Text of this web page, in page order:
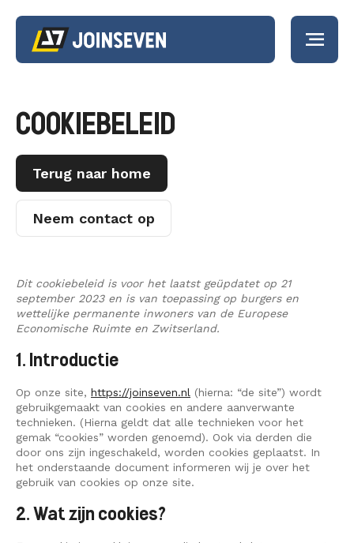
PORTFOLIO
DIENSTEN
Strategieontwikkeling
Kunstmatige Intelligentie
Software-as-a-Service
Data Discovery Sprint
ACTUEEL
OVER ONS
WERKEN BIJ
CONTACT
Software-as-a-
Service
Dataplatform
Heptagon
Interim
COOKIEBELEID
Terug naar home
Neem contact op
Dit cookiebeleid is voor het laatst geüpdatet op 21
september 2023 en is van toepassing op burgers en
wettelijke permanente inwoners van de Europese
Economische Ruimte en Zwitserland.
1. Introductie
Op onze site, https://joinseven.nl (hierna: “de site”) wordt
gebruikgemaakt van cookies en andere aanverwante
technieken. (Hierna geldt dat alle technieken voor het
gemak “cookies” worden genoemd). Ook via derden die
door ons zijn ingeschakeld, worden cookies geplaatst. In
het onderstaande document informeren wij je over het
gebruik van cookies op onze site.
2. Wat zijn cookies?